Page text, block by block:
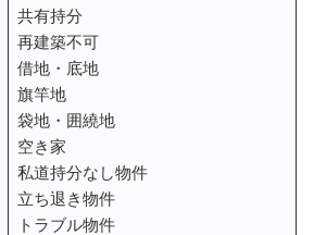
共有持分
再建築不可
借地・底地
旗竿地
袋地・囲繞地
空き家
私道持分なし物件
立ち退き物件
トラブル物件